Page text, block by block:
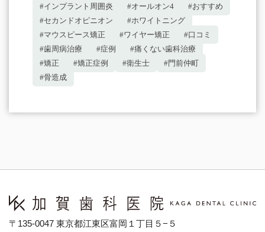
#インプラント周囲炎
#オールオン4
#おすすめ
#セカンドオピニオン
#ホワイトニング
#マウスピース矯正
#ワイヤー矯正
#口コミ
#歯周病治療
#症例
#痛くない歯科治療
#矯正
#矯正症例 #衛生士
#門前仲町
#骨造成
〒135-0047 東京都江東区富岡１丁目５−５